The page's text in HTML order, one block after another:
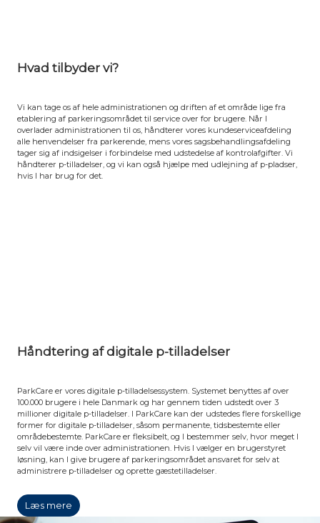
Hvad tilbyder vi?
Vi kan tage os af hele administrationen og driften af et område lige fra
etablering af parkeringsområdet til service over for brugere. Når I
overlader administrationen til os, håndterer vores kundeserviceafdeling
alle henvendelser fra parkerende, mens vores sagsbehandlingsafdeling
tager sig af indsigelser i forbindelse med udstedelse af kontrolafgifter. Vi
håndterer p-tilladelser, og vi kan også hjælpe med udlejning af p-pladser,
hvis I har brug for det.
Håndtering af digitale p-tilladelser
ParkCare er vores digitale p-tilladelsessystem. Systemet benyttes af over
100.000 brugere i hele Danmark og har gennem tiden udstedt over 3
millioner digitale p-tilladelser. I ParkCare kan der udstedes flere forskellige
former for digitale p-tilladelser, såsom permanente, tidsbestemte eller
områdebestemte. ParkCare er fleksibelt, og I bestemmer selv, hvor meget I
selv vil være inde over administrationen. Hvis I vælger en brugerstyret
løsning, kan I give brugere af parkeringsområdet ansvaret for selv at
administrere p-tilladelser og oprette gæstetilladelser.
Læs mere